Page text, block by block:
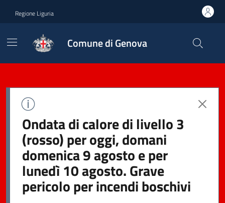
Regione Liguria
Comune di Genova
Ondata di calore di livello 3
(rosso) per oggi, domani
domenica 9 agosto e per
lunedì 10 agosto. Grave
pericolo per incendi boschivi